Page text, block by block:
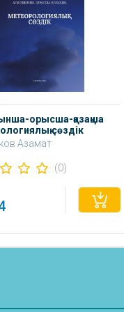
орысша-қазақша
сөздік
Азамат
Өмірзақұлы
(0)